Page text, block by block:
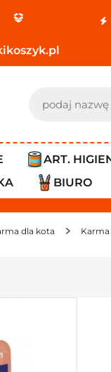
ART.
BIURO
dla kota Karma